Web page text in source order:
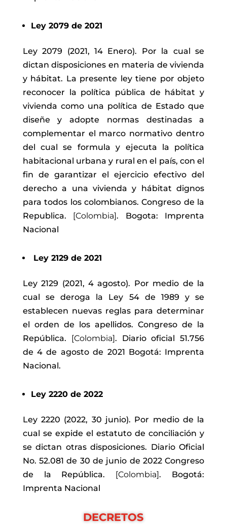
Ley 2079 de 2021
Ley 2079 (2021, 14 Enero). Por la cual se
dictan disposiciones en materia de vivienda
y hábitat. La presente ley tiene por objeto
reconocer la política pública de hábitat y
vivienda como una política de Estado que
diseñe y adopte normas destinadas a
complementar el marco normativo dentro
del cual se formula y ejecuta la política
habitacional urbana y rural en el país, con el
fin de garantizar el ejercicio efectivo del
derecho a una vivienda y hábitat dignos
para todos los colombianos.Congreso de la
Republica. [Colombia]. Bogota: Imprenta
Nacional
Ley 2129 de 2021
Ley 2129 (2021, 4 agosto). Por medio de la
cual se deroga la Ley 54 de 1989 y se
establecen nuevas reglas para determinar
el orden de los apellidos.Congreso de la
República. [Colombia]. Diario oficial 51.756
de 4 de agosto de 2021 Bogotá: Imprenta
Nacional.
Ley 2220 de 2022
Ley 2220 (2022, 30 junio). Por medio de la
cual se expide el estatuto de conciliación y
se dictan otras disposiciones. Diario Oficial
No. 52.081 de 30 de junio de 2022Congreso
de la República. [Colombia]. Bogotá:
Imprenta Nacional
DECRETOS